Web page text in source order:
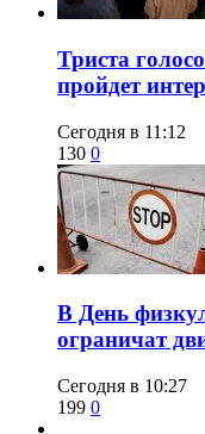
​Триста
пройдет
Сегодня в 11:12
130 0
​В День
ограничат
Сегодня в 10:27
199 0